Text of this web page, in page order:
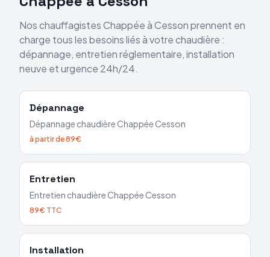
Nos chauffagistesChappéeàCessonprennent en
charge tous les besoins liés à votre chaudière :
dépannage, entretien réglementaire, installation
neuve et urgence 24h/24.
Dépannage
Dépannage chaudière Chappée Cesson
à partir de 89€
Entretien
Entretien chaudière Chappée Cesson
89€ TTC
Installation